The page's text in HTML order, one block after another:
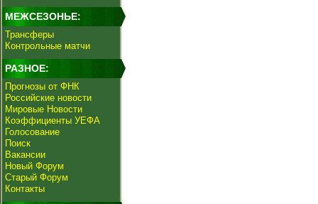
МЕЖСЕЗОНЬЕ:
Трансферы
Контрольные матчи
РАЗНОЕ:
Прогнозы от ФНК
Российские новости
Мировые Новости
Коэффициенты УЕФА
Голосование
Поиск
Вакансии
Новый Форум
Старый Форум
Контакты